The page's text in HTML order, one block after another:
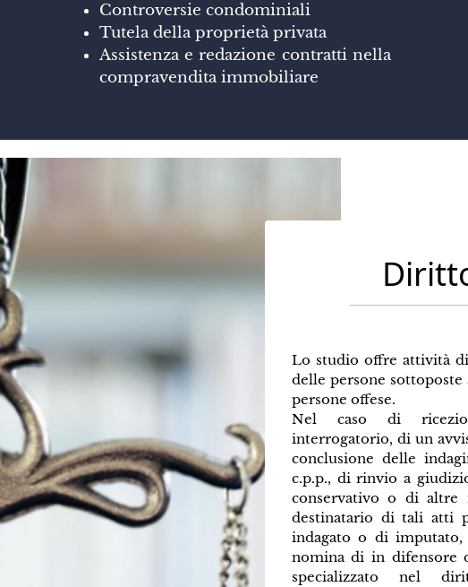
Controversie condominiali
Tutela della proprietà privata
Assistenza e redazione contratti nella
compravendita immobiliare
Lo studio offre attività
delle persone
persone offese.
Nel caso di
interrogatorio, di un
conclusione delle
c.p.p., di rinvio a
conservativo o di altre
destinatario di tali atti
indagato o di imputato,
nomina di in difensore
specializzato nel